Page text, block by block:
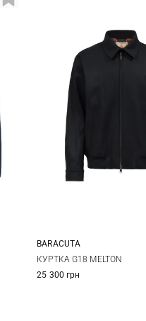
40 42
BARACUTA
КУРТКА G18 MELTON
25 300 грн